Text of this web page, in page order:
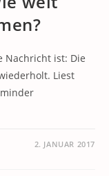
Nachricht ist: Die
Liest
2. JANUAR 2017